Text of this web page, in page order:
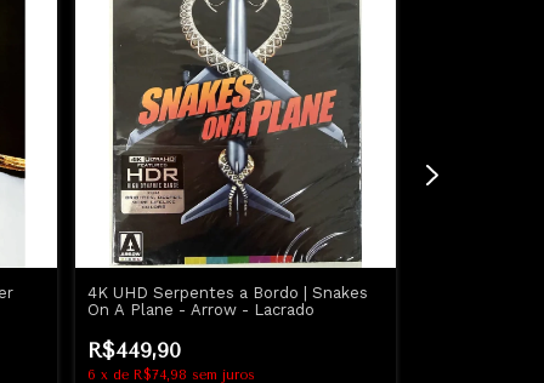
4K UHD Serpentes a Bordo | Snakes
On A Plane - Arrow - Lacrado
R$449,90
6 x de R$74,98 sem juros